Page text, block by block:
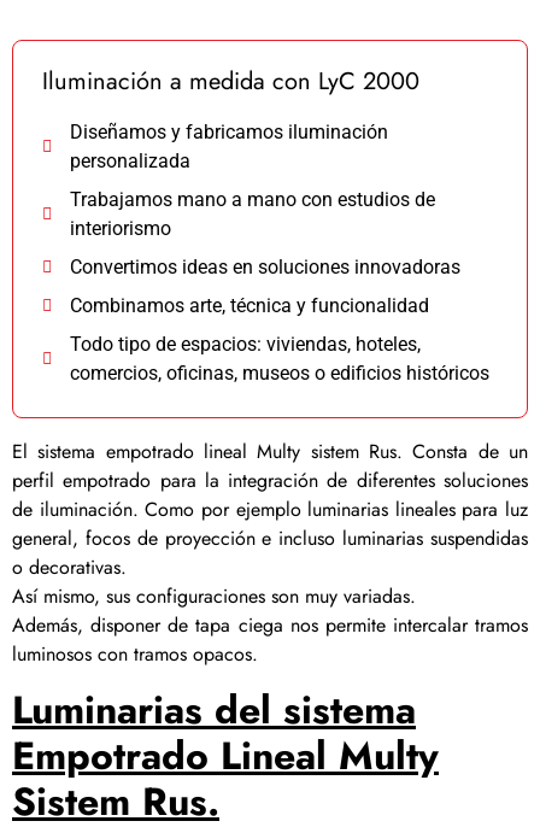
Iluminación a medida con LyC 2000
Diseñamos y fabricamos iluminación
personalizada
Trabajamos mano a mano con estudios de
interiorismo
Convertimos ideas en soluciones innovadoras
Combinamos arte, técnica y funcionalidad
Todo tipo de espacios: viviendas, hoteles,
comercios, oficinas, museos o edificios históricos
El sistema empotrado lineal Multy sistem Rus. Consta de un
perfil empotrado para la integración de diferentes soluciones
de iluminación. Como por ejemplo luminarias lineales para luz
general, focos de proyección e incluso luminarias suspendidas
o decorativas.
Así mismo, sus configuraciones son muy variadas.
Además, disponer de tapa ciega nos permite intercalar tramos
luminosos con tramos opacos.
Luminarias del sistema
Empotrado Lineal Multy
Sistem Rus.